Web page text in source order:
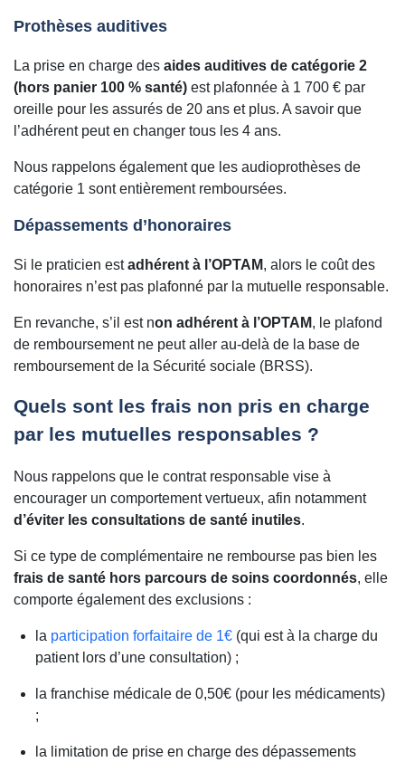
Prothèses auditives
La prise en charge des aides auditives de catégorie 2
(hors panier 100 % santé) est plafonnée à 1 700 € par
oreille pour les assurés de 20 ans et plus. A savoir que
l’adhérent peut en changer tous les 4 ans.
Nous rappelons également que les audioprothèses de
catégorie 1 sont entièrement remboursées.
Dépassements d’honoraires
Si le praticien estadhérent à l’OPTAM, alors le coût des
honoraires n’est pas plafonné par la mutuelle responsable.
En revanche, s’il est non adhérent à l’OPTAM, le plafond
de remboursement ne peut aller au-delà de la base de
remboursement de la Sécurité sociale (BRSS).
Quels sont les frais non pris en charge
par les mutuelles responsables ?
Nous rappelons que le contrat responsable vise à
encourager un comportement vertueux, afin notamment
d’éviter les consultations de santé inutiles.
Si ce type de complémentaire ne rembourse pas bien les
frais de santé hors parcours de soins coordonnés, elle
comporte également des exclusions :
la participation forfaitaire de 1€ (qui est à la charge du
patient lors d’une consultation) ;
la franchise médicale de 0,50€ (pour les médicaments)
;
la limitation de prise en charge des dépassements